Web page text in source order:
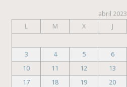
abril 2023
L
M X J
3
4 5 6
10
11 12 13
17
18 19 20